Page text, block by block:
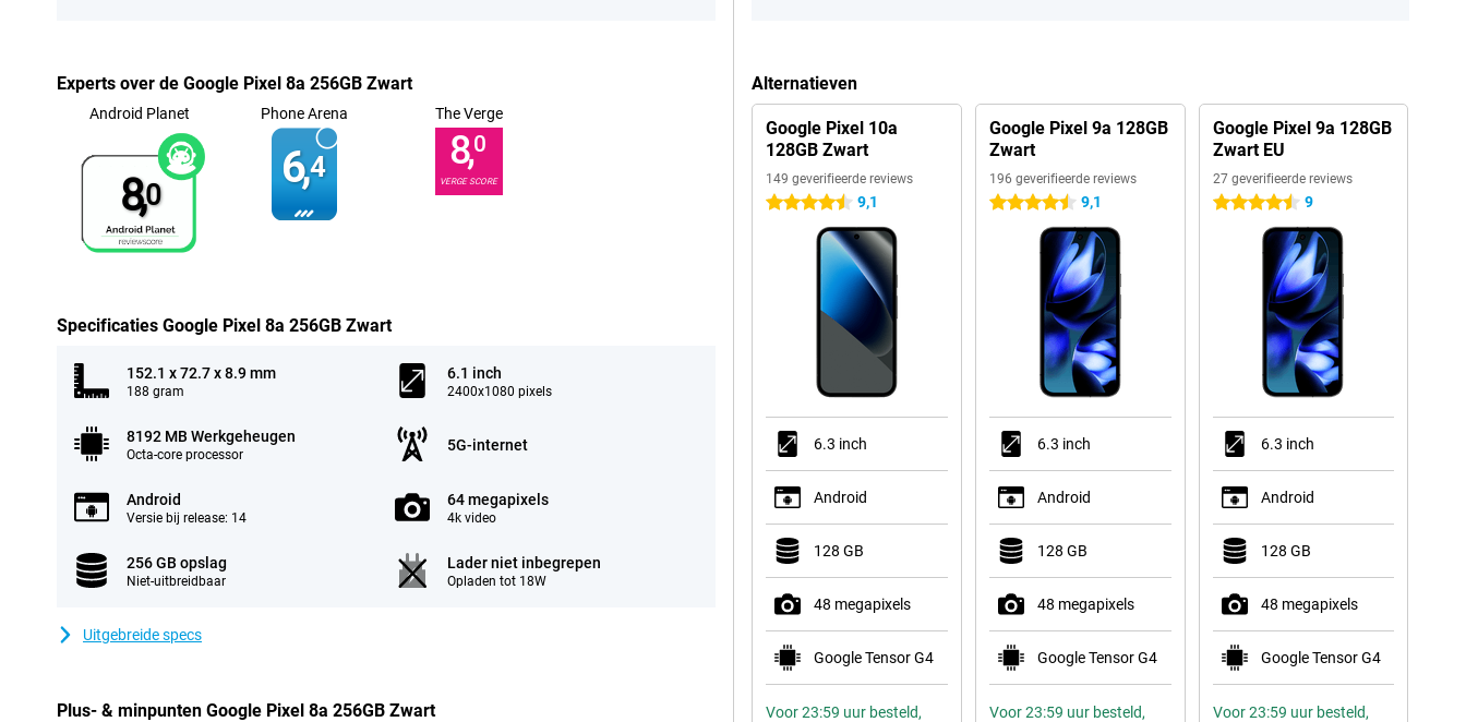
Experts over de Google Pixel 8a 256GB Zwart
Android Planet
8,0
Phone Arena
6,4
The Verge
8,0
VERGE SCORE
Specificaties Google Pixel 8a 256GB Zwart
152.1 x 72.7 x 8.9 mm
188 gram
6.1 inch
2400x1080 pixels
8192 MB Werkgeheugen
Octa-core processor
5G-internet
Android
Versie bij release: 14
64 megapixels
4k video
256 GB opslag
Niet-uitbreidbaar
Lader niet inbegrepen
Opladen tot 18W
Uitgebreide specs
Plus- & minpunten Google Pixel 8a 256GB Zwart
Alternatieven
Google Pixel 10a
128GB Zwart
149 geverifieerde reviews
4.5 sterren 9,1
6.3 inch
Android
128 GB
48 megapixels
Google Tensor G4
Voor 23:59 uur besteld,
Google Pixel 9a 128GB
Zwart
196 geverifieerde reviews
4.5 sterren 9,1
6.3 inch
Android
128 GB
48 megapixels
Google Tensor G4
Voor 23:59 uur besteld,
Google Pixel 9a 128GB
Zwart EU
27 geverifieerde reviews
4.5 sterren 9
6.3 inch
Android
128 GB
48 megapixels
Google Tensor G4
Voor 23:59 uur besteld,